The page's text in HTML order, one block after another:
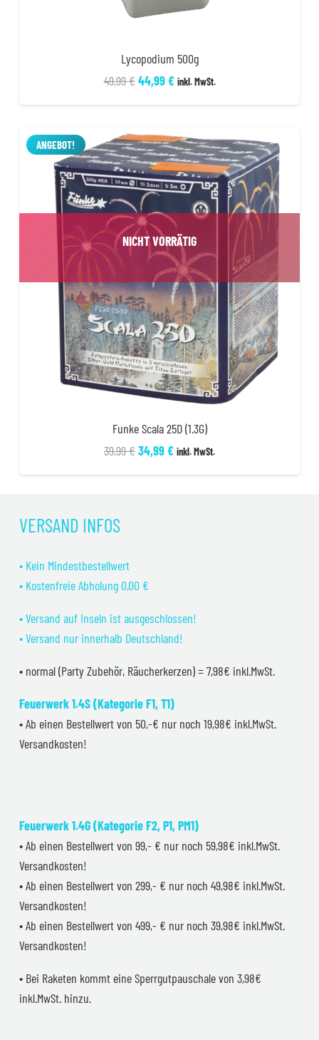
Lycopodium 500g
49,99€ Ursprünglicher
49,99 €
44,99€Aktueller
44,99 €.
inkl. MwSt.
ANGEBOT!
NICHT VORRÄTIG
Funke Scala 25D (1.3G)
39,99€Ursprünglicher
34,99€Aktueller
inkl. MwSt.
VERSAND INFOS
• Kein Mindestbestellwert
• Kostenfreie Abholung 0,00 €
• Versand auf Inseln ist ausgeschlossen!
• Versand nur innerhalb Deutschland!
• normal (Party Zubehör, Räucherkerzen) = 7,98€ inkl.MwSt.
Feuerwerk 1.4S (Kategorie F1, T1)
• Ab einen Bestellwert von 50,-€ nur noch 19,98€ inkl.MwSt.
Versandkosten!
Feuerwerk 1.4G (Kategorie F2, P1, PM1)
• Ab einen Bestellwert von 99,- € nur noch 59,98€ inkl.MwSt.
Versandkosten!
• Ab einen Bestellwert von 299,- € nur noch 49,98€ inkl.MwSt.
Versandkosten!
• Ab einen Bestellwert von 499,- € nur noch 39,98€ inkl.MwSt.
Versandkosten!
• Bei Raketen kommt eine Sperrgutpauschale von 3,98€
inkl.MwSt. hinzu.